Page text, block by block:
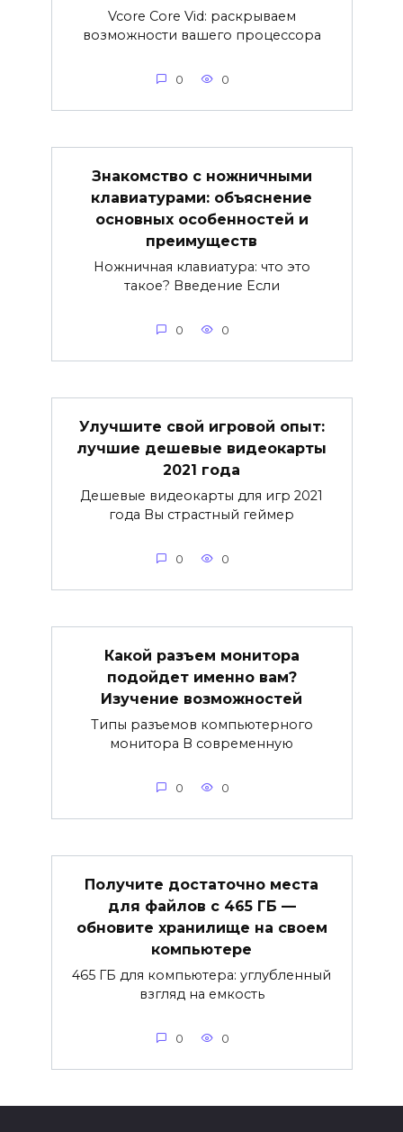
Vcore Core Vid: раскрываем
возможности вашего процессора
0 0
Знакомство с ножничными
клавиатурами: объяснение
основных особенностей и
преимуществ
Ножничная клавиатура: что это
такое? Введение Если
0 0
Улучшите свой игровой опыт:
лучшие дешевые видеокарты
2021 года
Дешевые видеокарты для игр 2021
года Вы страстный геймер
0 0
Какой разъем монитора
подойдет именно вам?
Изучение возможностей
Типы разъемов компьютерного
монитора В современную
0 0
Получите достаточно места
для файлов с 465 ГБ —
обновите хранилище на своем
компьютере
465 ГБ для компьютера: углубленный
взгляд на емкость
0 0